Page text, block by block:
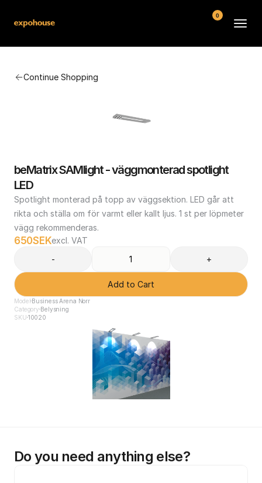
Continue Shopping
beMatrix SAMlight - väggmonterad spotlight
LED
Spotlight monterad på topp av väggsektion. LED går att
rikta och ställa om för varmt eller kallt ljus. 1 st per löpmeter
vägg rekommenderas.
650SEKexcl. VAT
-
+
Add to Cart
Model Business Arena Norr
Category Belysning
SKU 10020
Do you need anything else?
Conditions
0